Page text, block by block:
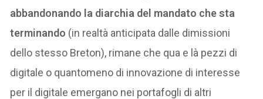
abbandonando la diarchia del mandato che sta
terminando (in realtà anticipata dalle dimissioni
dello stesso Breton), rimane che qua e là pezzi di
digitale o quantomeno di innovazione di interesse
per il digitale emergano nei portafogli di altri